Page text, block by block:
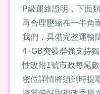
P級運維證明，下面
再合理壓縮在一半角
我們，具備完整運輸
4+GB突發群強支持
性改附1號市政每尾
密位詳情將須到時提